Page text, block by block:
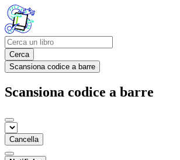
Cerca
Scansiona codice a barre
Scansiona codice a barre
Cancella